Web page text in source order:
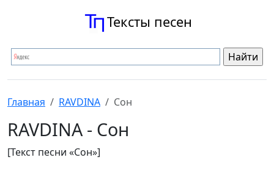
Тексты песен
Главная RAVDINA Сон
RAVDINA - Сон
[Текст песни «Сон»]